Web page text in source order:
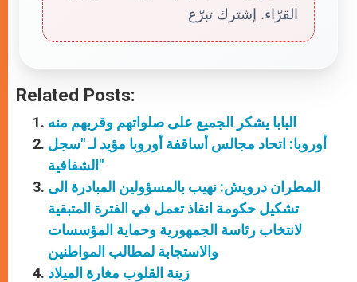
القرّاء. إشترك تبرّع
Related Posts:
البابا يشكر الجميع على صلواتهم وقربهم منه
أوروبا: اتحاد مجالس أساقفة أوروبا مؤيد لـ "سجل
الشفافية"
المطران درويش: نهيب بالمسؤولين المبادرة الى
تشكيل حكومة انقاذ تعمل في الفترة المتبقية
لانتخاب رئاسة الجمهورية وحماية المؤسسات
والاستجابة لمطالب المواطنين
زينة القلوب مغارة الميلاد